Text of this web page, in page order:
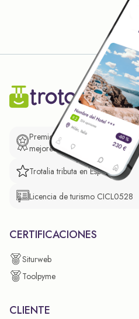
Premio de El Confidencial a las
mejores prácticas empresariales.
Trotalia tributa en España
Licencia de turismo CICL0528
CERTIFICACIONES
Siturweb
Toolpyme
CLIENTE